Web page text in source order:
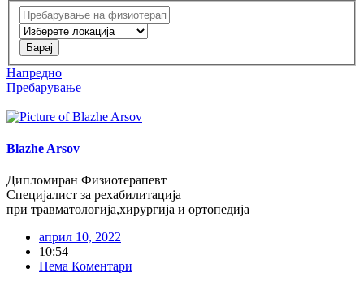
Напредно
Пребарување
Blazhe Arsov
Дипломиран Физиотерапевт
Специјалист за рехабилитација
при травматологија,хирургија и ортопедија
април 10, 2022
10:54
Нема Коментари